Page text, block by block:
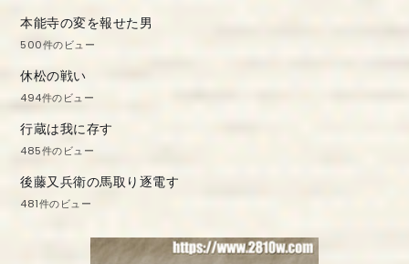
本能寺の変を報せた男
500件のビュー
休松の戦い
494件のビュー
行蔵は我に存す
485件のビュー
後藤又兵衛の馬取り逐電す
481件のビュー